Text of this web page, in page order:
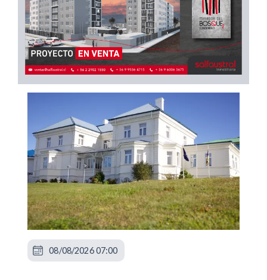
08/08/2026 07:00